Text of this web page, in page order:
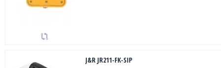
J&R JR211-FK-SIP